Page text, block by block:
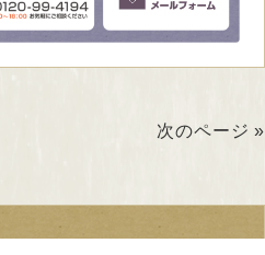
次のページ »